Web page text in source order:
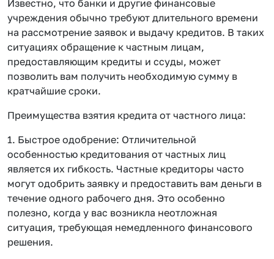
Известно, что банки и другие финансовые
учреждения обычно требуют длительного времени
на рассмотрение заявок и выдачу кредитов. В таких
ситуациях обращение к частным лицам,
предоставляющим кредиты и ссуды, может
позволить вам получить необходимую сумму в
кратчайшие сроки.
Преимущества взятия кредита от частного лица:
1. Быстрое одобрение: Отличительной
особенностью кредитования от частных лиц
является их гибкость. Частные кредиторы часто
могут одобрить заявку и предоставить вам деньги в
течение одного рабочего дня. Это особенно
полезно, когда у вас возникла неотложная
ситуация, требующая немедленного финансового
решения.